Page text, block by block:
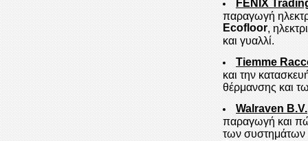
FENIX
παραγωγή
Ecofloor ,
και γυαλλί.
Tiemme
και την
θέρμανσης και
Walraven B.V.
παραγωγή και
των συστημάτων